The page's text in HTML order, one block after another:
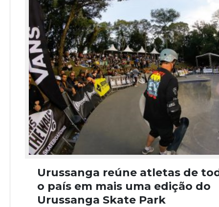
Urussanga reúne atletas de
o país em mais uma edição do
Urussanga Skate Park